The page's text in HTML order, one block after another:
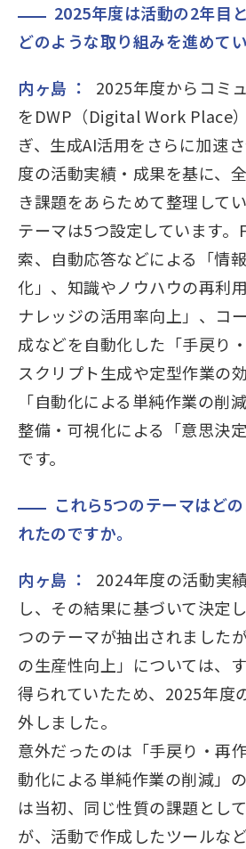
2025年度は活動の2年目
どのような取り組みを進めて
内ヶ島 ：
2025年度からコミ
をDWP（Digital Work Place
ぎ、生成AI活用をさらに加速
度の活動実績・成果を基に、
き課題をあらためて整理してい
テーマは5つ設定しています。
索、自動応答などによる「情
化」、知識やノウハウの再利
ナレッジの活用率向上」、コ
成などを自動化した「手戻り
スクリプト生成や定型作業の
「自動化による単純作業の削
整備・可視化による「意思決
です。
これら5つのテーマはど
れたのですか。
内ヶ島 ：
2024年度の活動実
し、その結果に基づいて決定
つのテーマが抽出されました
の生産性向上」については、
得られていたため、2025年度
外しました。
意外だったのは「手戻り・再
動化による単純作業の削減」
は当初、同じ性質の課題とし
が、活動で作成したツールな